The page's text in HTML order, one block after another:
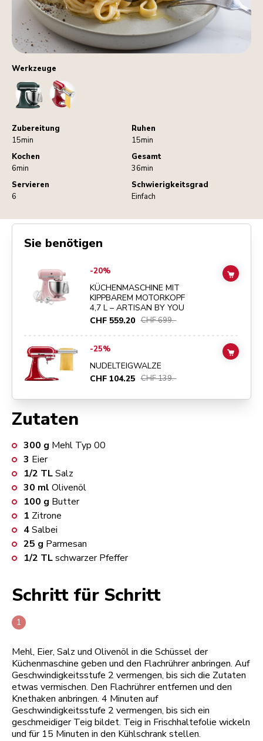
Werkzeuge
StandMixerPastaRoller
Zubereitung
15min
Ruhen
15min
Kochen
6min
Gesamt
36min
Servieren
6
Schwierigkeitsgrad
Einfach
Zutaten
300 g Mehl Typ 00
3 Eier
1/2 TLSalz
30 ml Olivenöl
100 g Butter
1 Zitrone
4Salbei
25 g Parmesan
1/2 TLschwarzer Pfeffer
Schritt für Schritt
Mehl, Eier, Salz und Olivenöl in die Schüssel der
Küchenmaschine geben und den Flachrührer anbringen. Auf
Geschwindigkeitsstufe 2 vermengen, bis sich die Zutaten
etwas vermischen. Den Flachrührer entfernen und den
Knethaken anbringen. 4 Minuten auf
Geschwindigkeitsstufe 2 vermengen, bis sich ein
geschmeidiger Teig bildet. Teig in Frischhaltefolie wickeln
und für 15 Minuten in den Kühlschrank stellen.
Sie benötigen
Go toKÜCHENMASCHINE MIT KIPPBAREM MOTORKOPF 4,7 L –
-20%
KÜCHENMASCHINE MIT
KIPPBAREM MOTORKOPF
4,7 L – ARTISAN BY YOU
CHF 559.20 CHF 699.-
ADD
Go toNUDELTEIGWALZE
-25%
NUDELTEIGWALZE
CHF 104.25 CHF 139.-
ADD